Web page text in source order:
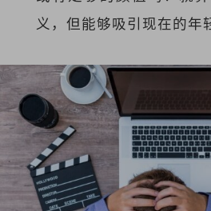
义，但能够吸引现在的年